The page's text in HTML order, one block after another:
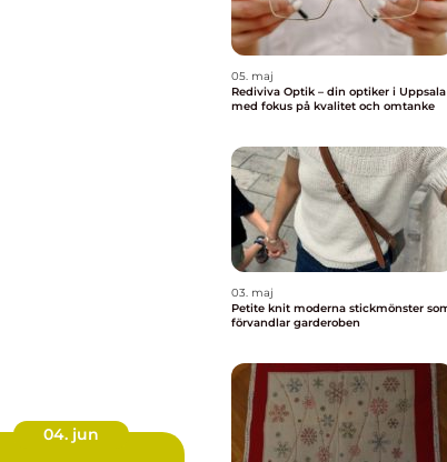
04. jun
05. maj
Rediviva Optik – din optiker i Uppsala
med fokus på kvalitet och omtanke
03. maj
Petite knit moderna stickmönster som
förvandlar garderoben